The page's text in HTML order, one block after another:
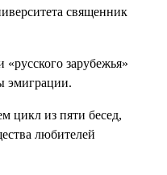
священник
зарубежья»
эмиграции.
цикл из пяти бесед,
любителей